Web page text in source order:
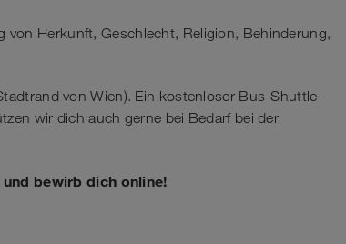
Herkunft, Geschlecht, Religion, Behinderung,
von Wien). Ein kostenloser Bus-Shuttle-
wir dich auch gerne bei Bedarf bei der
bewirb dich online!